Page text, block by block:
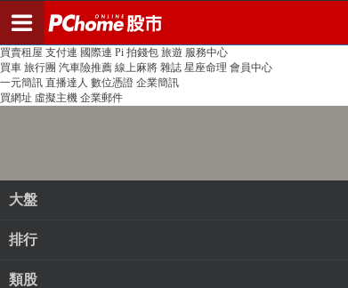
PChome首頁 線上購物 24h購物 書店
買賣租屋 支付連 國際連 Pi 拍錢包 旅遊 服務中心
買車 旅行團 汽車險推薦 線上麻將 雜誌 星座命理 會員中心
一元簡訊 直播達人 數位憑證 企業簡訊
買網址 虛擬主機 企業郵件
大盤
排行
類股